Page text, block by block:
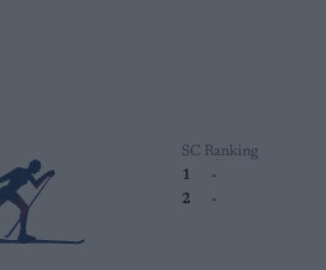
SC Ranking
1
-
2
-